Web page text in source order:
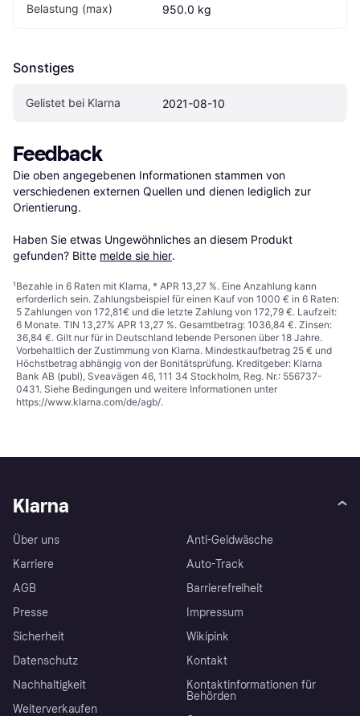
Belastung (max) 950.0 kg
Sonstiges
Gelistet bei Klarna 2021-08-10
Feedback
Die oben angegebenen Informationen stammen von
verschiedenen externen Quellen und dienen lediglich zur
Orientierung.
Haben Sie etwas Ungewöhnliches an diesem Produkt
gefunden? Bitte melde sie hier.
¹Bezahle in 6 Raten mit Klarna, * APR 13,27 %. Eine Anzahlung kann
erforderlich sein. Zahlungsbeispiel für einen Kauf von 1000 € in 6 Raten:
5 Zahlungen von 172,81€ und die letzte Zahlung von 172,79 €. Laufzeit:
6 Monate. TIN 13,27% APR 13,27 %. Gesamtbetrag: 1036,84 €. Zinsen:
36,84 €. Gilt nur für in Deutschland lebende Personen über 18 Jahre.
Vorbehaltlich der Zustimmung von Klarna. Mindestkaufbetrag 25 € und
Höchstbetrag abhängig von der Bonitätsprüfung. Kreditgeber: Klarna
Bank AB (publ), Sveavägen 46, 111 34 Stockholm, Reg. Nr.: 556737-
0431. Siehe Bedingungen und weitere Informationen unter
https://www.klarna.com/de/agb/.
Klarna
Über uns
Karriere
AGB
Presse
Sicherheit
Datenschutz
Nachhaltigkeit
Weiterverkaufen
Anti-Geldwäsche
Auto-Track
Barrierefreiheit
Impressum
Wikipink
Kontakt
Kontaktinformationen für
Behörden